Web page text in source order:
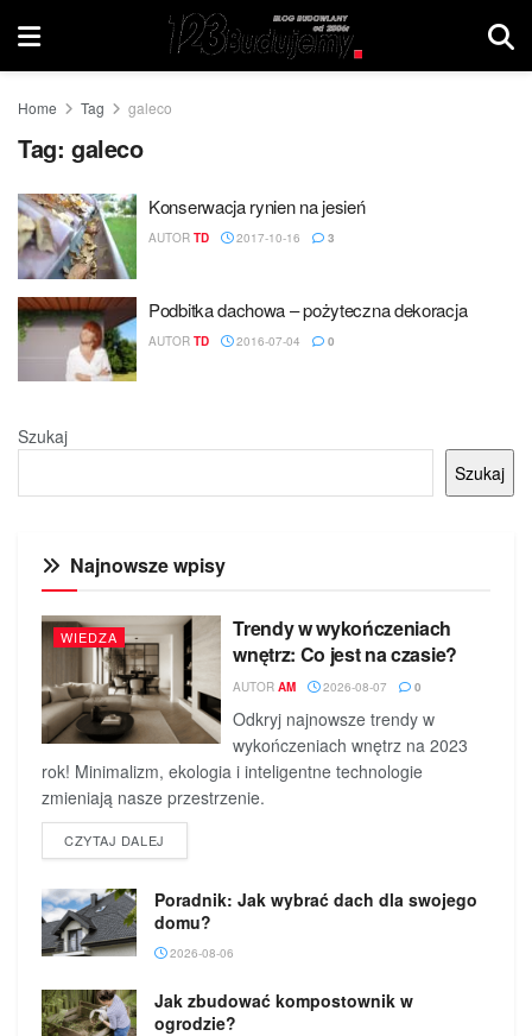
Home Tag galeco
Tag: galeco
Konserwacja rynien na jesień
AUTOR TD 2017-10-16 3
Podbitka dachowa – pożyteczna dekoracja
AUTOR TD 2016-07-04 0
Szukaj
Szukaj
Najnowsze wpisy
WIEDZA
Trendy w wykończeniach
wnętrz: Co jest na czasie?
AUTOR AM 2026-08-07 0
Odkryj najnowsze trendy w
wykończeniach wnętrz na 2023
rok! Minimalizm, ekologia i inteligentne technologie
zmieniają nasze przestrzenie.
CZYTAJ DALEJ
Poradnik: Jak wybrać dach dla swojego
domu?
2026-08-06
Jak zbudować kompostownik w
ogrodzie?